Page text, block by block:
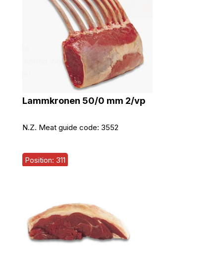
Lammkronen 50/0 mm 2/vp
N.Z. Meat guide code: 3552
Position: 311